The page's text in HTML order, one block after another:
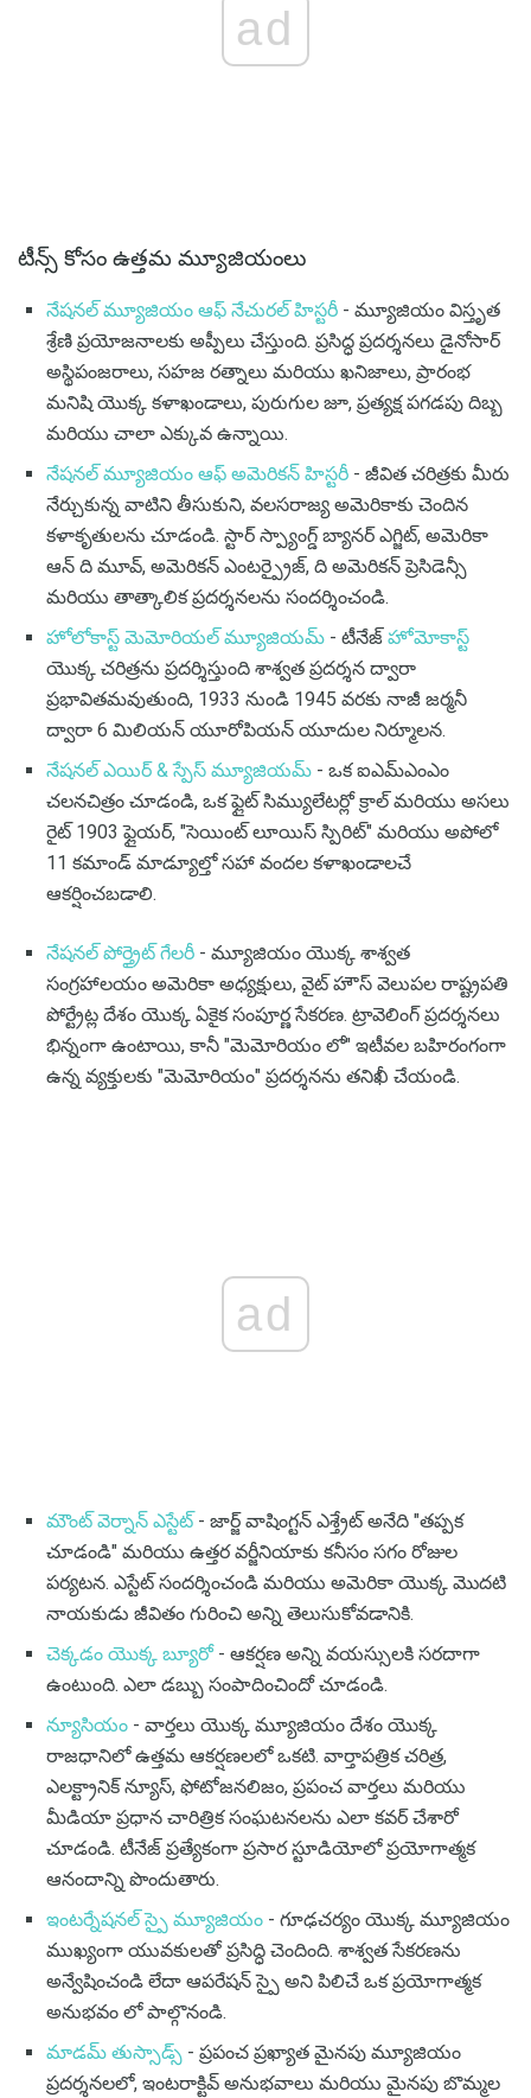
ad
టీన్స్ కోసం ఉత్తమ మ్యూజియంలు
నేషనల్ మ్యూజియం ఆఫ్ నేచురల్ హిస్టరీ - మ్యూజియం విస్తృత
శ్రేణి ప్రయోజనాలకు అప్పీలు చేస్తుంది. ప్రసిద్ధ ప్రదర్శనలు డైనోసార్
అస్థిపంజరాలు, సహజ రత్నాలు మరియు ఖనిజాలు, ప్రారంభ
మనిషి యొక్క కళాఖండాలు, పురుగుల జూ, ప్రత్యక్ష పగడపు దిబ్బ
మరియు చాలా ఎక్కువ ఉన్నాయి.
నేషనల్ మ్యూజియం ఆఫ్ అమెరికన్ హిస్టరీ - జీవిత చరిత్రకు మీరు
నేర్చుకున్న వాటిని తీసుకుని, వలసరాజ్య అమెరికాకు చెందిన
కళాకృతులను చూడండి. స్టార్ స్ప్యాంగ్డ్ బ్యానర్ ఎగ్జిట్, అమెరికా
ఆన్ ది మూవ్, అమెరికన్ ఎంటర్ప్రైజ్, ది అమెరికన్ ప్రెసిడెన్సీ
మరియు తాత్కాలిక ప్రదర్శనలను సందర్శించండి.
హోలోకాస్ట్ మెమోరియల్ మ్యూజియమ్ - టీనేజ్ హోమోకాస్ట్
యొక్క చరిత్రను ప్రదర్శిస్తుంది శాశ్వత ప్రదర్శన ద్వారా
ప్రభావితమవుతుంది, 1933 నుండి 1945 వరకు నాజీ జర్మనీ
ద్వారా 6 మిలియన్ యూరోపియన్ యూదుల నిర్మూలన.
నేషనల్ ఎయిర్ & స్పేస్ మ్యూజియమ్ - ఒక ఐఎమ్ఎంఎం
చలనచిత్రం చూడండి, ఒక ఫ్లైట్ సిమ్యులేటర్లో క్రాల్ మరియు అసలు
రైట్ 1903 ఫ్లైయర్, "సెయింట్ లూయిస్ స్పిరిట్" మరియు అపోలో
11 కమాండ్ మాడ్యూల్తో సహా వందల కళాఖండాలచే
ఆకర్షించబడాలి.
నేషనల్ పోర్త్రైట్ గేలరీ - మ్యూజియం యొక్క శాశ్వత
సంగ్రహాలయం అమెరికా అధ్యక్షులు, వైట్ హౌస్ వెలుపల రాష్ట్రపతి
పోర్ట్రేట్ల దేశం యొక్క ఏకైక సంపూర్ణ సేకరణ. ట్రావెలింగ్ ప్రదర్శనలు
భిన్నంగా ఉంటాయి, కానీ "మెమోరియం లో" ఇటీవల బహిరంగంగా
ఉన్న వ్యక్తులకు "మెమోరియం" ప్రదర్శనను తనిఖీ చేయండి.
ad
మౌంట్ వెర్నాన్ ఎస్టేట్ - జార్జ్ వాషింగ్టన్ ఎశ్త్రేట్ అనేది "తప్పక
చూడండి" మరియు ఉత్తర వర్జీనియాకు కనీసం సగం రోజుల
పర్యటన. ఎస్టేట్ సందర్శించండి మరియు అమెరికా యొక్క మొదటి
నాయకుడు జీవితం గురించి అన్ని తెలుసుకోవడానికి.
చెక్కడం యొక్క బ్యూరో - ఆకర్షణ అన్ని వయస్సులకి సరదాగా
ఉంటుంది. ఎలా డబ్బు సంపాదించిందో చూడండి.
న్యూసియం - వార్తలు యొక్క మ్యూజియం దేశం యొక్క
రాజధానిలో ఉత్తమ ఆకర్షణలలో ఒకటి. వార్తాపత్రిక చరిత్ర,
ఎలక్ట్రానిక్ న్యూస్, ఫోటోజనలిజం, ప్రపంచ వార్తలు మరియు
మీడియా ప్రధాన చారిత్రిక సంఘటనలను ఎలా కవర్ చేశారో
చూడండి. టీనేజ్ ప్రత్యేకంగా ప్రసార స్టూడియోలో ప్రయోగాత్మక
ఆనందాన్ని పొందుతారు.
ఇంటర్నేషనల్ స్పై మ్యూజియం - గూఢచర్యం యొక్క మ్యూజియం
ముఖ్యంగా యువకులతో ప్రసిద్ధి చెందింది. శాశ్వత సేకరణను
అన్వేషించండి లేదా ఆపరేషన్ స్పై అని పిలిచే ఒక ప్రయోగాత్మక
అనుభవం లో పాల్గొనండి.
మాడమ్ తుస్సాడ్స్ - ప్రపంచ ప్రఖ్యాత మైనపు మ్యూజియం
ప్రదర్శనలలో, ఇంటరాక్టివ్ అనుభవాలు మరియు మైనపు బొమ్మల